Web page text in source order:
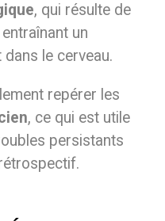
, qui résulte de
un
le cerveau.
repérer les
, ce qui est utile
persistants